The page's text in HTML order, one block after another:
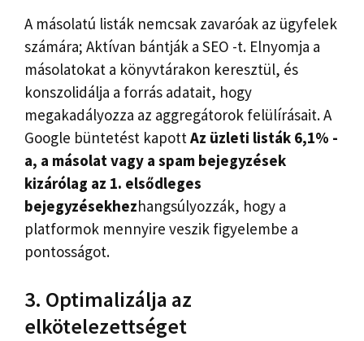
A másolatú listák nemcsak zavaróak az ügyfelek
számára; Aktívan bántják a SEO -t. Elnyomja a
másolatokat a könyvtárakon keresztül, és
konszolidálja a forrás adatait, hogy
megakadályozza az aggregátorok felülírásait. A
Google büntetést kapottAz üzleti listák 6,1% -
a, a másolat vagy a spam bejegyzések
kizárólag az 1. elsődleges
bejegyzésekhezhangsúlyozzák, hogy a
platformok mennyire veszik figyelembe a
pontosságot.
3. Optimalizálja az
elkötelezettséget